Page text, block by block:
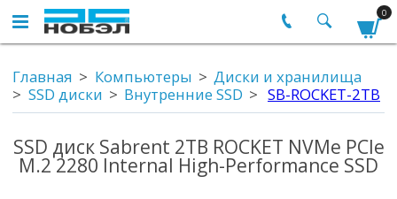
0
Главная Компьютеры
Диски и хранилища
SSD диски
Внутренние SSD SB-ROCKET-2TB
SSD диск Sabrent 2TB ROCKET NVMe PCIe
M.2 2280 Internal High-Performance SSD